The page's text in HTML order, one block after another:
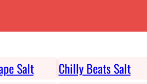
Salt
Chilly Beats Salt